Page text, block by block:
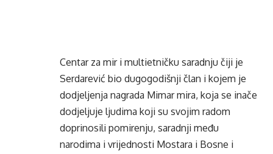
Centar za mir i multietničku saradnju čiji je
Serdarević bio dugogodišnji član i kojem je
dodjeljenja nagrada Mimar mira, koja se inače
dodjeljuje ljudima koji su svojim radom
doprinosili pomirenju, saradnji među
narodima i vrijednosti Mostara i Bosne i